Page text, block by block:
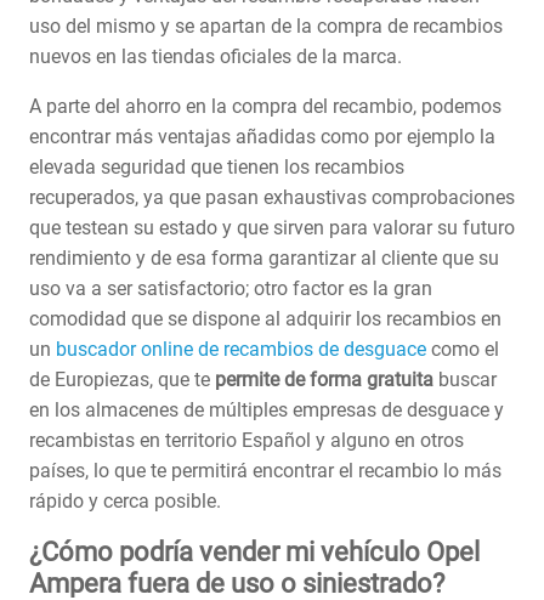
uso del mismo y se apartan de la compra de recambios
nuevos en las tiendas oficiales de la marca.
A parte del ahorro en la compra del recambio, podemos
encontrar más ventajas añadidas como por ejemplo la
elevada seguridad que tienen los recambios
recuperados, ya que pasan exhaustivas comprobaciones
que testean su estado y que sirven para valorar su futuro
rendimiento y de esa forma garantizar al cliente que su
uso va a ser satisfactorio; otro factor es la gran
comodidad que se dispone al adquirir los recambios en
un buscador online de recambios de desguace como el
de Europiezas, que te permite de forma gratuita buscar
en los almacenes de múltiples empresas de desguace y
recambistas en territorio Español y alguno en otros
países, lo que te permitirá encontrar el recambio lo más
rápido y cerca posible.
¿Cómo podría vender mi vehículo Opel
Ampera fuera de uso o siniestrado?